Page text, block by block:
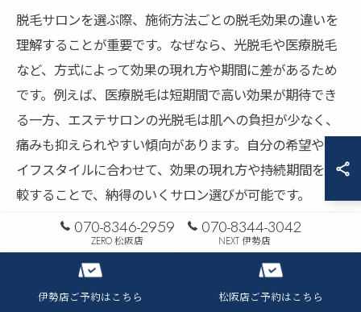
脱毛サロンを選ぶ際、施術方法ごとの脱毛効果の違いを
理解することが重要です。なぜなら、光脱毛や医療脱毛
など、方式によって効果の現れ方や期間に差があるため
です。例えば、医療脱毛は短期間で高い効果が期待でき
る一方、エステサロンの光脱毛は肌への負担が少なく、
痛みも抑えられやすい傾向があります。自分の希望やラ
イフスタイルに合わせて、効果の現れ方や持続期間を比
較することで、納得のいくサロン選びが可能です。
痛みの少ない脱毛法とサロンの特徴
脱毛時の痛みが心配な方には、最新の機器を導入したサ
ロンや冷却機能付きの脱毛法を選ぶことがおすすめで
070-8346-2959
ZERO 松阪店
070-8344-3042
NEXT 伊勢店
伊勢店ご予約はこちら 松阪店ご予約はこちら